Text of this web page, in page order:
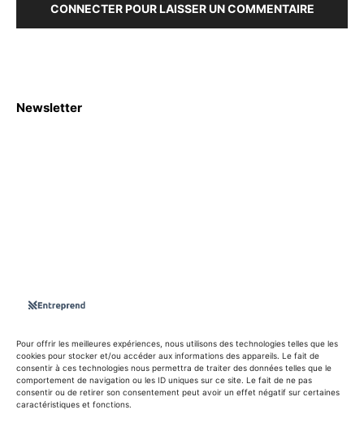
Pour offrir les meilleures expériences, nous utilisons des technologies telles que les
cookies pour stocker et/ou accéder aux informations des appareils. Le fait de
consentir à ces technologies nous permettra de traiter des données telles que le
comportement de navigation ou les ID uniques sur ce site. Le fait de ne pas
consentir ou de retirer son consentement peut avoir un effet négatif sur certaines
caractéristiques et fonctions.
CONNECTER POUR LAISSER UN COMMENTAIRE
info@entreprend.net
Newsletter